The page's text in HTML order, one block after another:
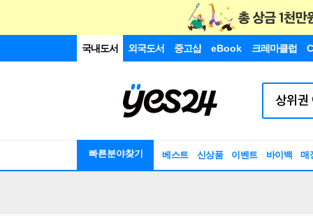
국내도서 외국도서 중고샵 eBook 크레마클럽
빠른분야찾기 베스트 신상품 이벤트 바이백 매